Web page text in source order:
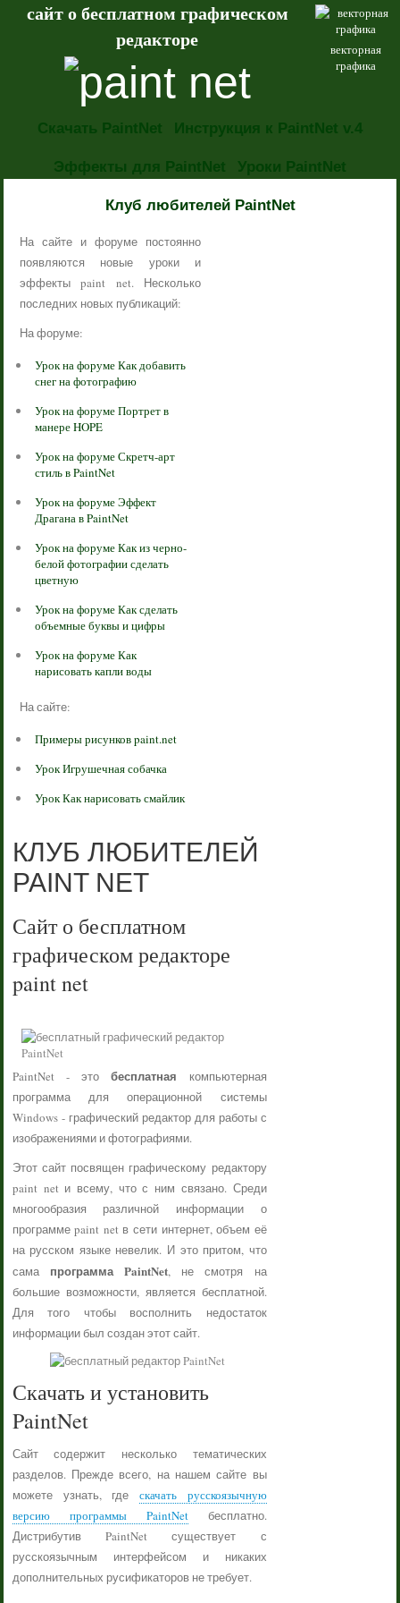
векторная
графика
сайт о бесплатном графическом
редакторе
Скачать PaintNet Инструкция к PaintNet v.4
Эффекты для PaintNet Уроки PaintNet
Клуб любителей PaintNet
На сайте и форуме постоянно
появляются новые уроки и
эффекты paint net. Несколько
последних новых публикаций:
На форуме:
Урок на форуме Как добавить
снег на фотографию
Урок на форуме Портрет в
манере HOPE
Урок на форуме Скретч-арт
стиль в PaintNet
Урок на форуме Эффект
Драгана в PaintNet
Урок на форуме Как из черно-
белой фотографии сделать
цветную
Урок на форуме Как сделать
объемные буквы и цифры
Урок на форуме Как
нарисовать капли воды
На сайте:
Примеры рисунков paint.net
Урок Игрушечная собачка
Урок Как нарисовать смайлик
КЛУБ ЛЮБИТЕЛЕЙ
PAINT NET
Сайт о бесплатном
графическом редакторе
paint net
PaintNet - этобесплатная компьютерная
программа для операционной системы
Windows - графический редактор для работы с
изображениями и фотографиями.
Этот сайт посвящен графическому редактору
paint net и всему, что с ним связано. Среди
многообразия различной информации о
программе paint net в сети интернет, объем её
на русском языке невелик. И это притом, что
сама программа PaintNet, не смотря на
большие возможности, является бесплатной.
Для того чтобы восполнить недостаток
информации был создан этот сайт.
Скачать и установить
PaintNet
Сайт содержит несколько тематических
разделов. Прежде всего, на нашем сайте вы
можете узнать, где скачать русскоязычную
версию программы PaintNetбесплатно.
Дистрибутив PaintNet существует с
русскоязычным интерфейсом и никаких
дополнительных русификаторов не требует.